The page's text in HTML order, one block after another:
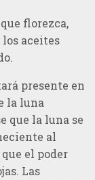
florezca,
aceites
presente en
la luna
que la luna se
al
el poder
Las